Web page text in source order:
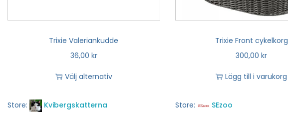
Trixie Valeriankudde
36,00 kr
Välj alternativ
Store: Kvibergskatterna
Trixie Front cykelkorg
300,00kr
Lägg till i varukorg
Store: SEzoo